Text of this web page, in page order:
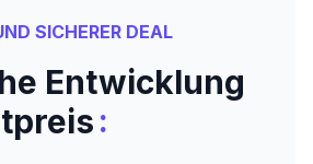
SICHERER DEAL
Entwicklung
: